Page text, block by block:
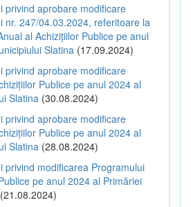
privind aprobare modificare
nr. 247/04.03.2024, referitoare la
al Achizițiilor Publice pe anul
Slatina (17.09.2024)
privind aprobare modificare
Publice pe anul 2024 al
Slatina (30.08.2024)
privind aprobare modificare
Publice pe anul 2024 al
Slatina (28.08.2024)
privind modificarea Programului
pe anul 2024 al Primăriei
(21.08.2024)